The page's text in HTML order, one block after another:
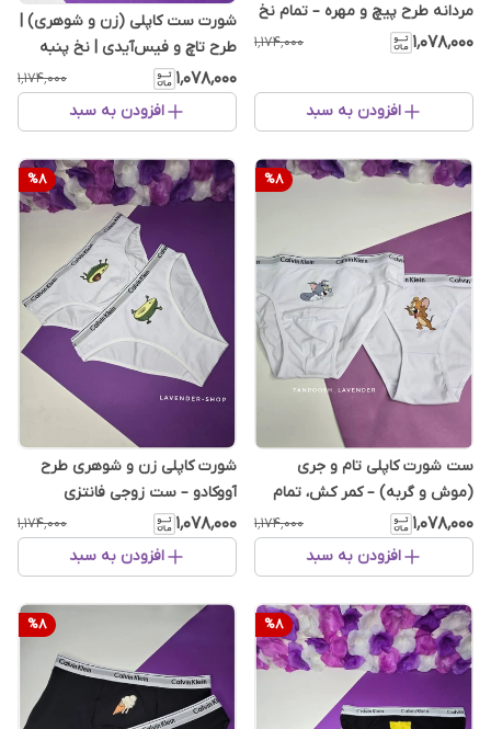
مردانه طرح پیچ و مهره – تمام نخ
پنبه لطیف - ست فان
۱٬۰۷۸٬۰۰۰ ۱٬۱۷۴٬۰۰۰
افزودن به سبد
شورت ست کاپلی (زن و شوهری) |
طرح تاچ و فیس‌آیدی | نخ پنبه
اعلا
۱٬۰۷۸٬۰۰۰ ۱٬۱۷۴٬۰۰۰
افزودن به سبد
%8
ست شورت کاپلی تام و جری
(موش و گربه) – کمر کش، تمام
نخ پنبه، فانتزی و راحت - ست فان
۱٬۰۷۸٬۰۰۰ ۱٬۱۷۴٬۰۰۰
افزودن به سبد
%8
شورت کاپلی زن‌ و شوهری طرح
آووکادو – ست زوجی فانتزی
۱٬۰۷۸٬۰۰۰ ۱٬۱۷۴٬۰۰۰
افزودن به سبد
%8
%8